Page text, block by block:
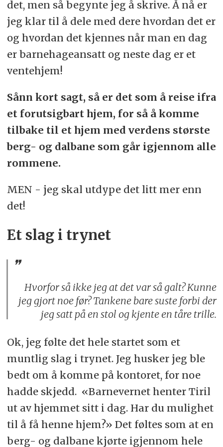
det, men så begynte jeg å skrive. Å nå er
jeg klar til å dele med dere hvordan det er
og hvordan det kjennes når man en dag
er barnehageansatt og neste dag er et
ventehjem!
Sånn kort sagt, så er det som å reise ifra
et forutsigbart hjem, for så å komme
tilbake til et hjem med verdens største
berg- og dalbane som går igjennom alle
rommene.
MEN - jeg skal utdype det litt mer enn
det!
Et slag i trynet
Hvorfor så ikke jeg at det var så galt? Kunne
jeg gjort noe før? Tankene bare suste forbi der
jeg satt på en stol og kjente en tåre trille.
Ok, jeg følte det hele startet som et
muntlig slag i trynet. Jeg husker jeg ble
bedt om å komme på kontoret, for noe
hadde skjedd. «Barnevernet henter Tiril
ut av hjemmet sitt i dag. Har du mulighet
til å få henne hjem?» Det føltes som at en
berg- og dalbane kjørte igjennom hele